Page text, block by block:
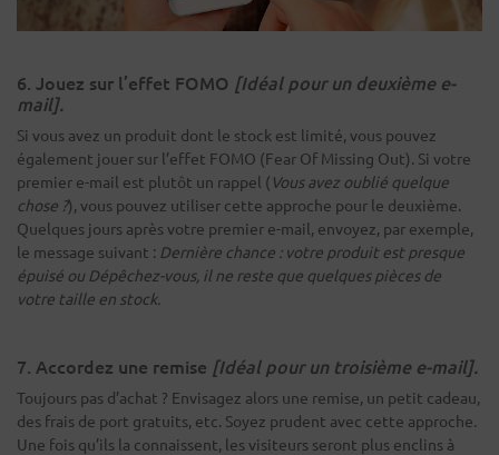
6. Jouez sur l’effet FOMO [Idéal pour un deuxième e-
mail].
Si vous avez un produit dont le stock est limité, vous pouvez
également jouer sur l’effet FOMO (Fear Of Missing Out). Si votre
premier e-mail est plutôt un rappel ( Vous avez oublié quelque
chose ?), vous pouvez utiliser cette approche pour le deuxième.
Quelques jours après votre premier e-mail, envoyez, par exemple,
le message suivant : Dernière chance : votre produit est presque
épuisé ou Dépêchez-vous, il ne reste que quelques pièces de
votre taille en stock.
7. Accordez une remise [Idéal pour un troisième e-mail].
Toujours pas d’achat ? Envisagez alors une remise, un petit cadeau,
des frais de port gratuits, etc. Soyez prudent avec cette approche.
Une fois qu’ils la connaissent, les visiteurs seront plus enclins à